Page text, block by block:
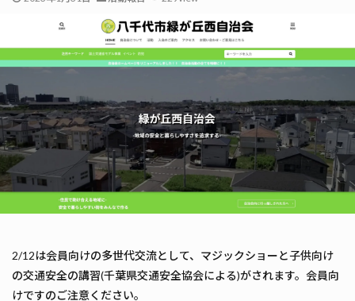
2/12は会員向けの多世代交流として、マジックショーと子供向け
の交通安全の講習(千葉県交通安全協会による)がされます。会員向
けですのご注意ください。